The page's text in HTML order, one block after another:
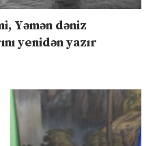
Yəmən dəniz
yenidən yazır